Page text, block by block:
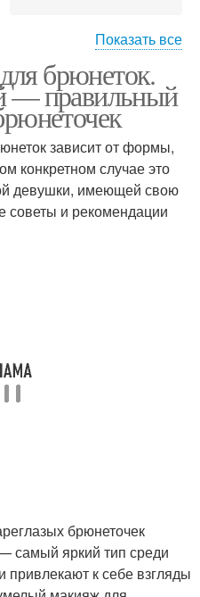
зеленоглазых брюнеток
Показать все
брюнеток.
— правильный
зависит от формы,
конкретном случае это
девушки, имеющей свою
советы и рекомендации
брюнеточек
самый яркий тип среди
к себе взгляды